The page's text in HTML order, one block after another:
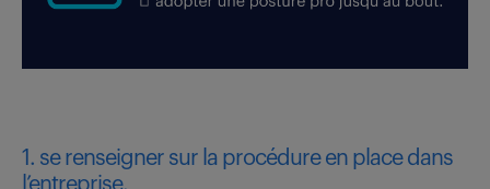
1. se renseigner sur la procédure en place dans